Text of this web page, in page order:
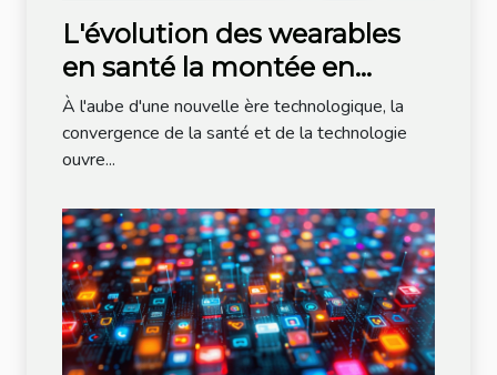
L'évolution des wearables
en santé la montée en
puissance de la
télémédecine
À l'aube d'une nouvelle ère technologique, la
convergence de la santé et de la technologie
ouvre...